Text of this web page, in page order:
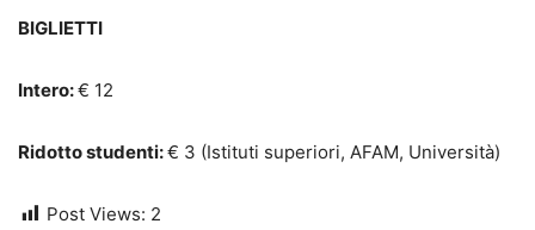
BIGLIETTI
Intero:€ 12
Ridotto studenti:€ 3 (Istituti superiori, AFAM, Università)
Post Views: 2